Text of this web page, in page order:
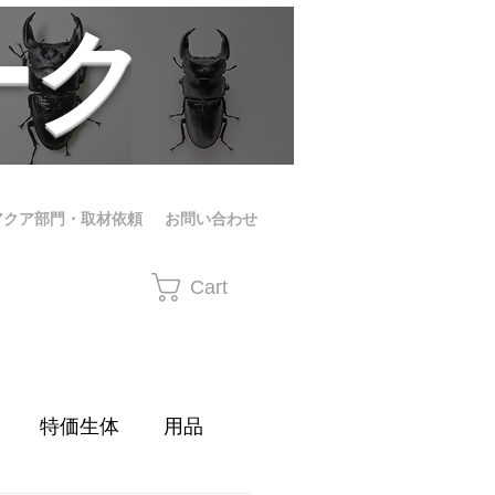
Cart
クア部門・取材依頼 お問い合わせ
特価生体 用品